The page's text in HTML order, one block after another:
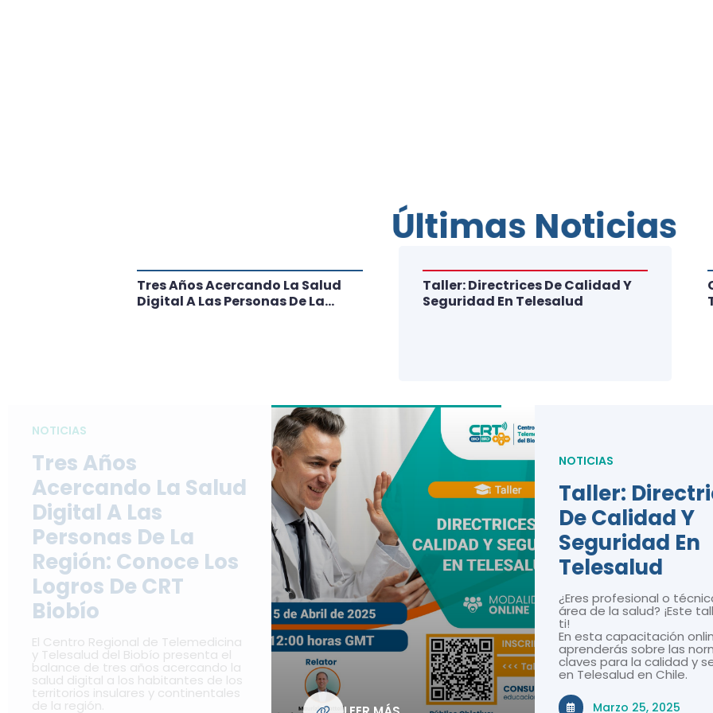
NOTICIAS
Tres Años
Acercando La Salud
Digital A Las
Personas De La
Región: Conoce Los
Logros De CRT
Biobío
El Centro Regional de Telemedicina
y Telesalud del Biobío presenta el
balance de tres años acercando la
salud digital a los habitantes de los
territorios insulares y continentales
de la región.
NOTICIAS
Taller:
De Calidad Y
Seguridad En
Telesalud
¿Eres profesional o
área de la salud? ¡Este
ti!
En esta capacitación
aprenderás sobre las
claves para la calidad y
en Telesalud en Chile.
Marzo 25, 2025
Tres Años Acercando La Salud
Digital A Las Personas De La
Taller: Directrices De Calidad Y
Seguridad En Telesalud
Últimas Noticias